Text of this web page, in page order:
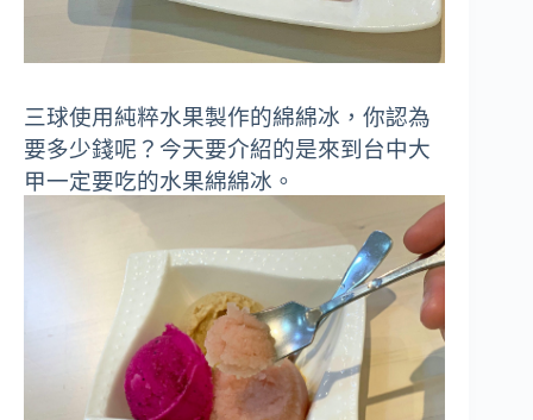
三球使用純粹水果製作的綿綿冰，你認為
要多少錢呢？ 今天要介紹的是來到台中大
甲一定要吃的水果綿綿冰。